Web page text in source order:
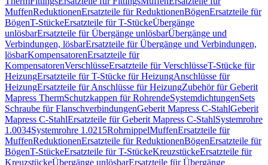
MuffenReduktionenErsatzteile für ReduktionenBögenErsatzteile für
BögenT-StückeErsatzteile für T-StückeÜbergänge
unlösbarErsatzteile für Übergänge unlösbarÜbergänge und
Verbindungen, lösbarErsatzteile für Übergänge und Verbindungen,
lösbarKompensatorenErsatzteile für
KompensatorenVerschlüsseErsatzteile für VerschlüsseT-Stücke für
HeizungErsatzteile für T-Stücke für HeizungAnschlüsse für
HeizungErsatzteile für Anschlüsse für HeizungZubehör für Geberit
Mapress ThermSchutzkappen für RohrendeSystemdichtungenSets
Schraube für FlanschverbindungenGeberit Mapress C-StahlGeberit
Mapress C-StahlErsatzteile für Geberit Mapress C-StahlSystemrohre
1.0034Systemrohre 1.0215RohrnippelMuffenErsatzteile für
MuffenReduktionenErsatzteile für ReduktionenBögenErsatzteile für
BögenT-StückeErsatzteile für T-StückeKreuzstückeErsatzteile für
KreuzstückeÜbergänge unlösbarErsatzteile für Übergänge